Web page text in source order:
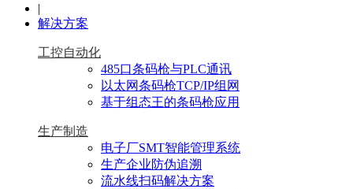
|
解决方案
工控自动化
485口条码枪与PLC通讯
以太网条码枪TCP/IP组网
基于组态王的条码枪应用
生产制造
电子厂SMT智能管理系统
生产企业防伪追溯
流水线扫码解决方案